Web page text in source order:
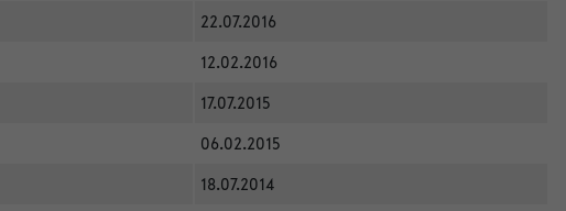
22.07.2016
12.02.2016
17.07.2015
06.02.2015
18.07.2014